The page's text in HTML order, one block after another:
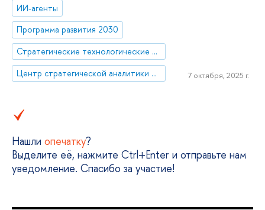
ИИ-агенты
Программа развития 2030
Стратегические технологические проекты
Центр стратегической аналитики и больших данных
7 октября, 2025 г.
Нашли опечатку?
Выделите её, нажмите Ctrl+Enter и отправьте нам
уведомление. Спасибо за участие!